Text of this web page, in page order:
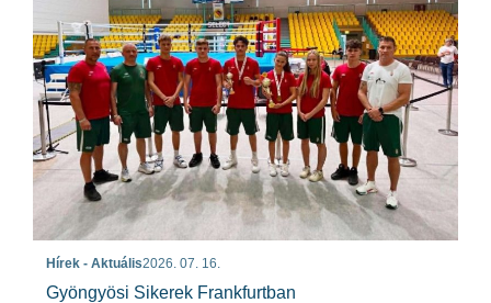
Hírek - Aktuális2026. 07. 16.
Gyöngyösi Sikerek Frankfurtban